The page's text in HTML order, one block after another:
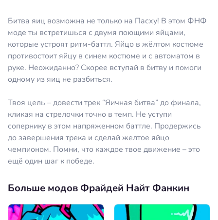
Битва яиц возможна не только на Пасху! В этом ФНФ
моде ты встретишься с двумя поющими яйцами,
которые устроят ритм-баттл. Яйцо в жёлтом костюме
противостоит яйцу в синем костюме и с автоматом в
руке. Неожиданно? Скорее вступай в битву и помоги
одному из яиц не разбиться.
Твоя цель – довести трек “Яичная битва” до финала,
кликая на стрелочки точно в темп. Не уступи
сопернику в этом напряженном баттле. Продержись
до завершения трека и сделай желтое яйцо
чемпионом. Помни, что каждое твое движение – это
ещё один шаг к победе.
Больше модов Фрайдей Найт Фанкин